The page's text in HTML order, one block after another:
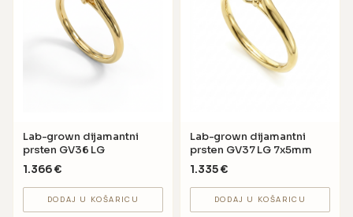
Lab-grown dijamantni
prsten GV36 LG
1.366€
DODAJ U KOŠARICU
Lab-grown dijamantni
prsten GV37 LG 7x5mm
1.335€
DODAJ U KOŠARICU